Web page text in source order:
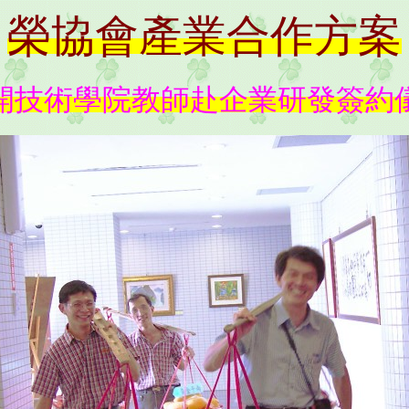
榮協會產業合作方案
技術學院教師赴企業研發簽約